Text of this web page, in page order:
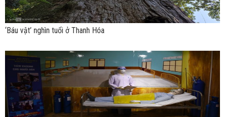
‘Báu vật’ nghìn tuổi ở Thanh Hóa